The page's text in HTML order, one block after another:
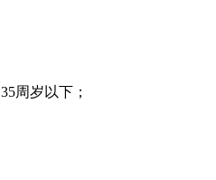
周岁以下；